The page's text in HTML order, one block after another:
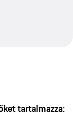
tartalmazza: